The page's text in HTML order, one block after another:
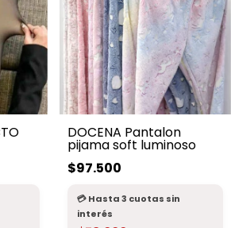
DOCENA Pantalon
pijama soft luminoso
$97.500